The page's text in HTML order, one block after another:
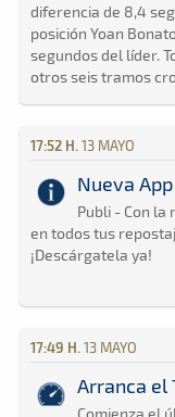
diferencia de 8,4
posición Yoan
segundos del líder.
otros seis tramos
17:52 H. 13 MAYO
Nueva
Publi - Con la
en todos tus
¡Descárgatela ya!
17:49 H. 13 MAYO
Arranca el
Comienza el